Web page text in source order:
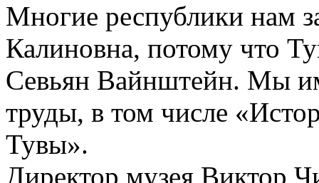
Многие республики нам
Калиновна, потому что
Севьян Вайнштейн. Мы
труды, в том числе
Тувы».
Директор музея Виктор